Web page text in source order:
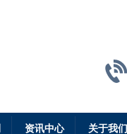
资讯中心 关于我们